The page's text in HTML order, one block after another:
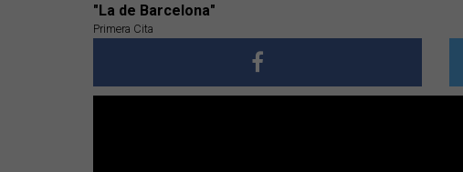
"La de Barcelona"
Primera Cita